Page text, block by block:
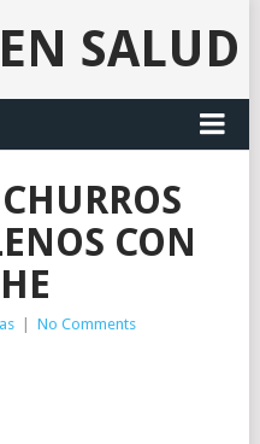
SALUD
CON
No Comments